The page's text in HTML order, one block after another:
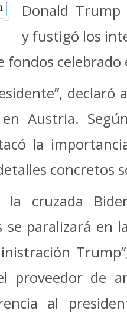
Donald
y fustigó los
celebrado
en Austria.
la
concretos
cruzada
paralizará en
proveedor de
al